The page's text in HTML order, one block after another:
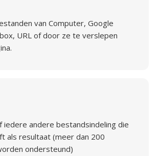
van Computer, Google
URL of door ze te verslepen
iedere andere bestandsindeling die
als resultaat (meer dan 200
ondersteund)